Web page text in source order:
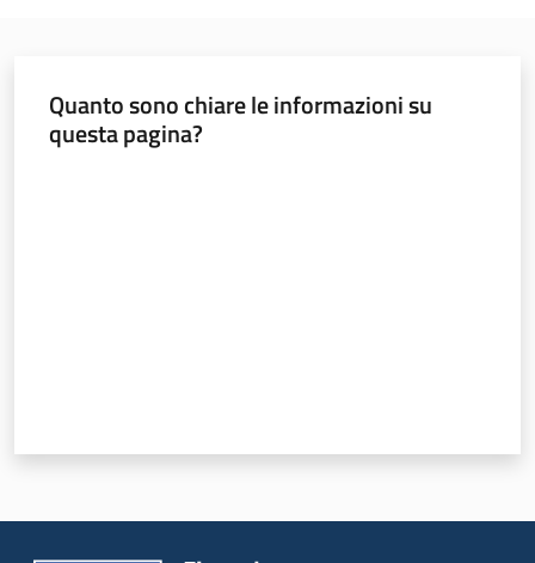
Quanto sono chiare le informazioni su
questa pagina?